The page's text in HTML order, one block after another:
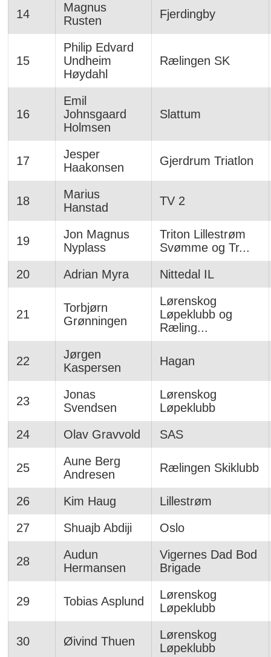
14
Magnus
Rusten
Fjerdingby
15
Philip Edvard
Undheim
Høydahl
Rælingen SK
16
Emil
Johnsgaard
Holmsen
Slattum
17
Jesper
Haakonsen
Gjerdrum Triatlon
18
Marius
Hanstad
TV 2
19
Jon Magnus
Nyplass
Triton Lillestrøm
Svømme og Tr...
20
Adrian Myra Nittedal IL
21
Torbjørn
Grønningen
Lørenskog
Løpeklubb og
Ræling...
22
Jørgen
Kaspersen
Hagan
23
Jonas
Svendsen
Lørenskog
Løpeklubb
24
Olav Gravvold SAS
25
Aune Berg
Andresen
Rælingen Skiklubb
26 Kim Haug
Lillestrøm
27
Shuajb Abdiji Oslo
28
Audun
Hermansen
Vigernes Dad Bod
Brigade
29 Tobias Asplund
Lørenskog
Løpeklubb
30 Øivind Thuen
Lørenskog
Løpeklubb